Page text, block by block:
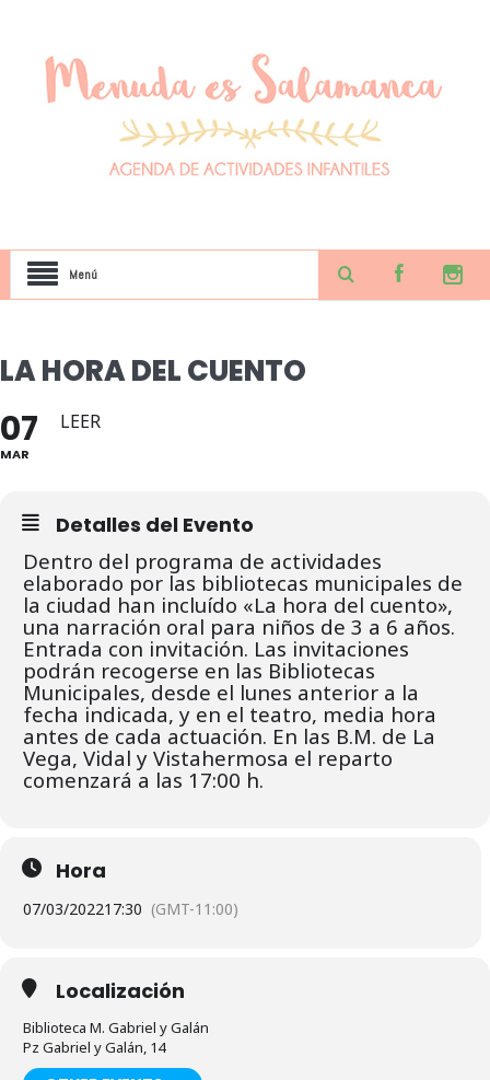
Menú
LA HORA DEL CUENTO
07
MAR
LEER
Detalles del Evento
Dentro del programa de actividades
elaborado por las bibliotecas municipales de
la ciudad han incluído «La hora del cuento»,
una narración oral para niños de 3 a 6 años.
Entrada con invitación. Las invitaciones
podrán recogerse en las Bibliotecas
Municipales, desde el lunes anterior a la
fecha indicada, y en el teatro, media hora
antes de cada actuación. En las B.M. de La
Vega, Vidal y Vistahermosa el reparto
comenzará a las 17:00 h.
Hora
07/03/202217:30 (GMT-11:00)
Localización
Biblioteca M. Gabriel y Galán
Pz Gabriel y Galán, 14